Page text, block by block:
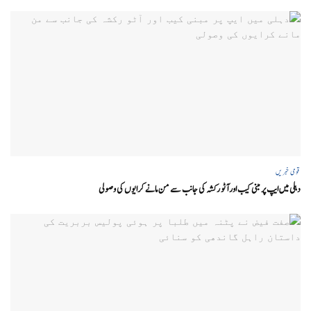
قومی خبریں
دہلی میں ایپ پر مبنی کیب اور آٹو رکشہ کی جانب سے من مانے کرایوں کی وصولی